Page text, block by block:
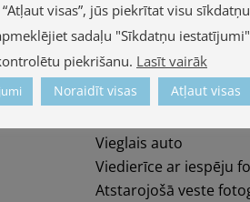
Starts:no 18:30 līdz
materiāli tiks nosūtīti
Finišs:pēc 4 stundām
Vieglais auto
Viedierīce ar iespēju
Atstarojošā veste
visas”, jūs piekrītat visu sīkdatņu
sadaļu "Sīkdatņu
piekrišanu. Lasīt vairāk
Noraidīt visas Atļaut visas